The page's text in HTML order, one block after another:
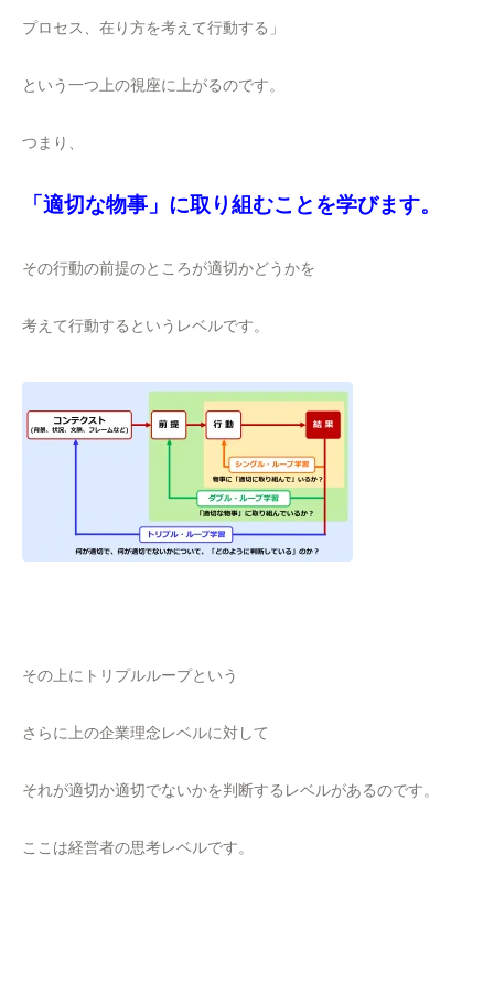
プロセス、在り方を考えて行動する」
という一つ上の視座に上がるのです。
つまり、
「適切な物事」に取り組むことを学びます。
その行動の前提のところが適切かどうかを
考えて行動するというレベルです。
その上にトリプルループという
さらに上の企業理念レベルに対して
それが適切か適切でないかを判断するレベルがあるのです。
ここは経営者の思考レベルです。